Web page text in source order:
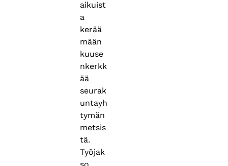
aikuist
a
kerää
mään
kuuse
nkerkk
ää
seurak
untayh
tymän
metsis
tä.
Työjak